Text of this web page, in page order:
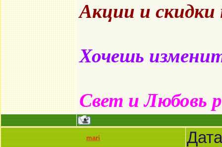
Акции и
Хочешь
Свет и Любовь
mari